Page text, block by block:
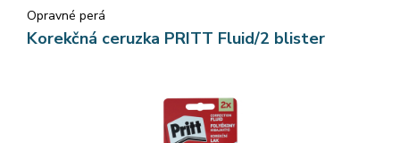
Opravné perá
Korekčná ceruzka PRITT Fluid/2 blister